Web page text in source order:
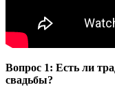
Вопрос 1: Есть ли
свадьбы?